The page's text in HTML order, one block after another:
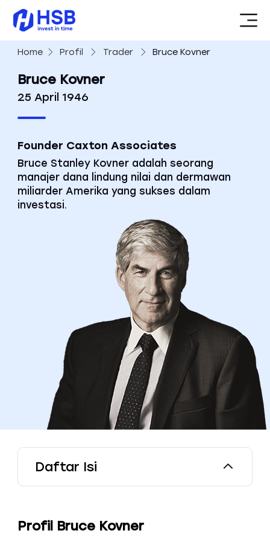
Home Profil Trader Bruce Kovner
Bruce Kovner
25 April 1946
Founder Caxton Associates
Bruce Stanley Kovner adalah seorang
manajer dana lindung nilai dan dermawan
miliarder Amerika yang sukses dalam
investasi.
Daftar Isi
Profil Bruce Kovner